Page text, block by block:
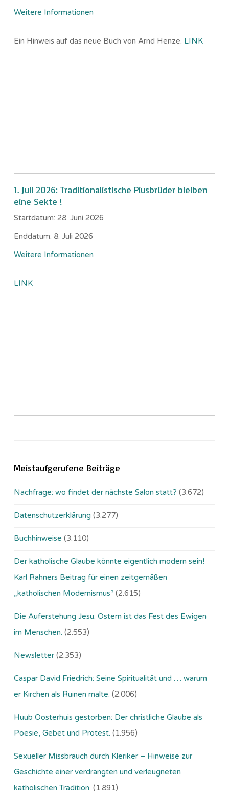
Weitere Informationen
Ein Hinweis auf das neue Buch von Arnd Henze. LINK
1. Juli 2026: Traditionalistische Piusbrüder bleiben
eine Sekte !
Startdatum: 28. Juni 2026
Enddatum: 8. Juli 2026
Weitere Informationen
LINK
Meistaufgerufene Beiträge
Nachfrage: wo findet der nächste Salon statt? (3.672)
Datenschutzerklärung (3.277)
Buchhinweise (3.110)
Der katholische Glaube könnte eigentlich modern sein!
Karl Rahners Beitrag für einen zeitgemäßen
„katholischen Modernismus“ (2.615)
Die Auferstehung Jesu: Ostern ist das Fest des Ewigen
im Menschen. (2.553)
Newsletter (2.353)
Caspar David Friedrich: Seine Spiritualität und … warum
er Kirchen als Ruinen malte. (2.006)
Huub Oosterhuis gestorben: Der christliche Glaube als
Poesie, Gebet und Protest. (1.956)
Sexueller Missbrauch durch Kleriker – Hinweise zur
Geschichte einer verdrängten und verleugneten
katholischen Tradition. (1.891)